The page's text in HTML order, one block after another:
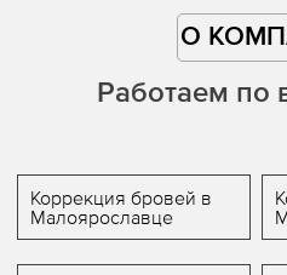
О
Работаем по
Коррекция бровей в
Малоярославце